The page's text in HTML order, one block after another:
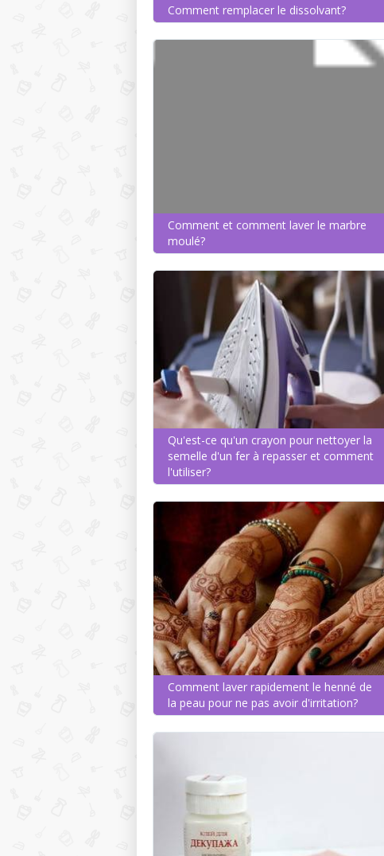
Comment remplacer le dissolvant?
Comment et comment laver le marbre
moulé?
Qu'est-ce qu'un crayon pour nettoyer la
semelle d'un fer à repasser et comment
l'utiliser?
Comment laver rapidement le henné de
la peau pour ne pas avoir d'irritation?